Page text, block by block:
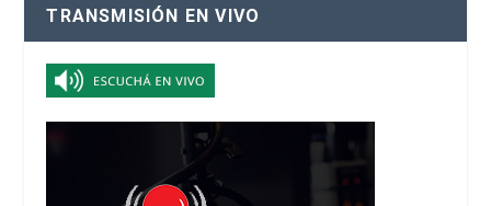
TRANSMISIÓN EN VIVO